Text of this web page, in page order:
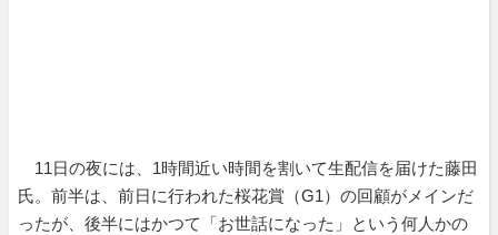
11日の夜には、1時間近い時間を割いて生配信を届けた藤田
氏。前半は、前日に行われた桜花賞（G1）の回顧がメインだ
ったが、後半にはかつて「お世話になった」という何人かの